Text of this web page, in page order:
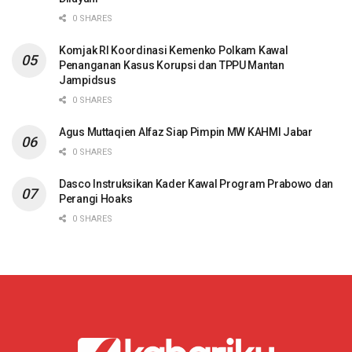
0 SHARES
Komjak RI Koordinasi Kemenko Polkam Kawal
Penanganan Kasus Korupsi dan TPPU Mantan
Jampidsus
0 SHARES
Agus Muttaqien Alfaz Siap Pimpin MW KAHMI Jabar
0 SHARES
Dasco Instruksikan Kader Kawal Program Prabowo dan
Perangi Hoaks
0 SHARES